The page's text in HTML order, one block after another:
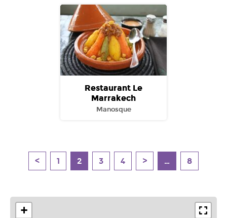
Restaurant Le
Marrakech
Manosque
< 1 2 3 4 > … 8
+